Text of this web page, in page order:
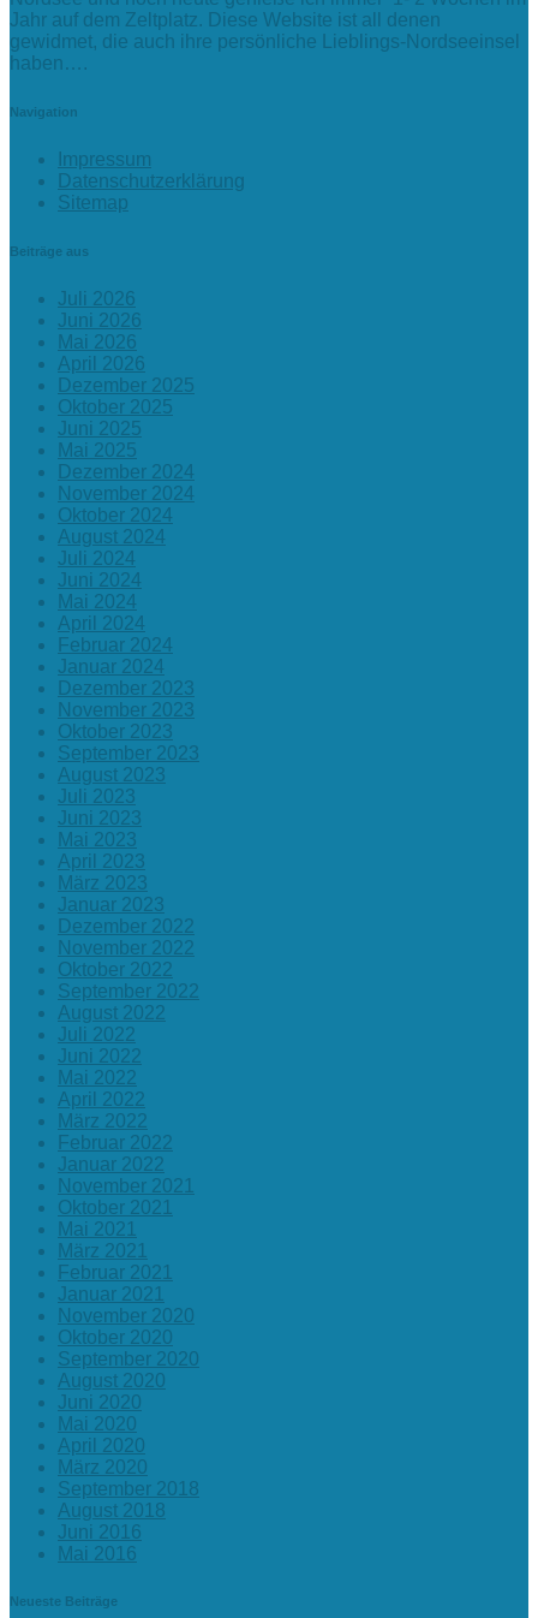
Jahr auf dem Zeltplatz. Diese Website ist all denen
gewidmet, die auch ihre persönliche Lieblings-Nordseeinsel
haben….
Navigation
Impressum
Datenschutzerklärung
Sitemap
Beiträge aus
Juli 2026
Juni 2026
Mai 2026
April 2026
Dezember 2025
Oktober 2025
Juni 2025
Mai 2025
Dezember 2024
November 2024
Oktober 2024
August 2024
Juli 2024
Juni 2024
Mai 2024
April 2024
Februar 2024
Januar 2024
Dezember 2023
November 2023
Oktober 2023
September 2023
August 2023
Juli 2023
Juni 2023
Mai 2023
April 2023
März 2023
Januar 2023
Dezember 2022
November 2022
Oktober 2022
September 2022
August 2022
Juli 2022
Juni 2022
Mai 2022
April 2022
März 2022
Februar 2022
Januar 2022
November 2021
Oktober 2021
Mai 2021
März 2021
Februar 2021
Januar 2021
November 2020
Oktober 2020
September 2020
August 2020
Juni 2020
Mai 2020
April 2020
März 2020
September 2018
August 2018
Juni 2016
Mai 2016
Neueste Beiträge